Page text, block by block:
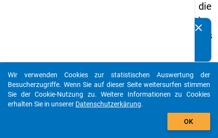
die
) -
ers
We
lle
24
clear
auto_stories
add_shopping_cart
Wir verwenden Cookies zur statistischen Auswertung der
Besucherzugriffe. Wenn Sie auf dieser Seite weitersurfen stimmen
Sie der Cookie-Nutzung zu. Weitere Informationen zu Cookies
erhalten Sie in unserer Datenschutzerkärung.
OK